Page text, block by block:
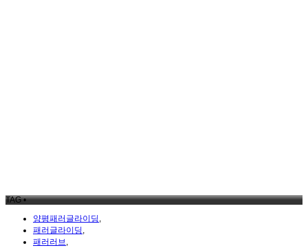
TAG •
양평패러글라이딩,
패러글라이딩,
패러러브,